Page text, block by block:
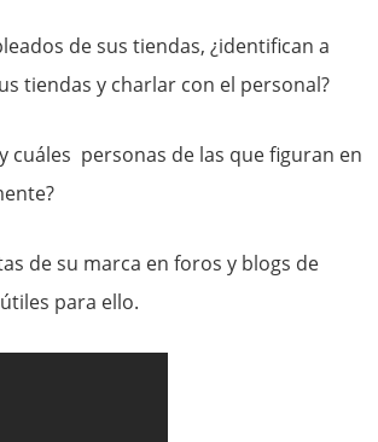
de sus tiendas, ¿identifican a
tiendas y charlar con el personal?
cuáles personas de las que figuran en
de su marca en foros y blogs de
útiles para ello.